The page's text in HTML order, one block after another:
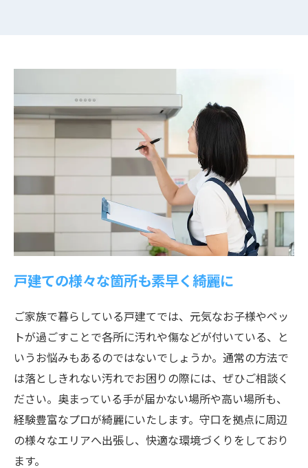
戸建ての様々な箇所も素早く綺麗に
ご家族で暮らしている戸建てでは、元気なお子様やペッ
トが過ごすことで各所に汚れや傷などが付いている、と
いうお悩みもあるのではないでしょうか。通常の方法で
は落としきれない汚れでお困りの際には、ぜひご相談く
ださい。奥まっている手が届かない場所や高い場所も、
経験豊富なプロが綺麗にいたします。守口を拠点に周辺
の様々なエリアへ出張し、快適な環境づくりをしており
ます。